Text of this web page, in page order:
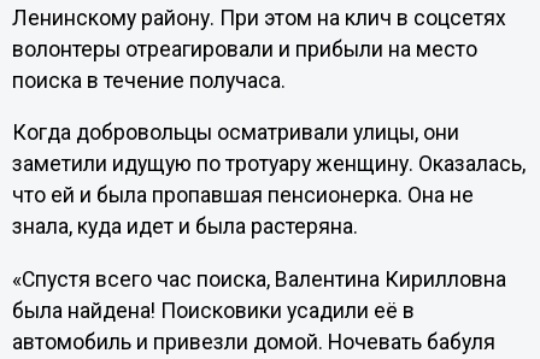
Ленинскому району. При этом на клич в соцсетях
волонтеры отреагировали и прибыли на место
поиска в течение получаса.
Когда добровольцы осматривали улицы, они
заметили идущую по тротуару женщину. Оказалась,
что ей и была пропавшая пенсионерка. Она не
знала, куда идет и была растеряна.
«Спустя всего час поиска, Валентина Кирилловна
была найдена! Поисковики усадили её в
автомобиль и привезли домой. Ночевать бабуля